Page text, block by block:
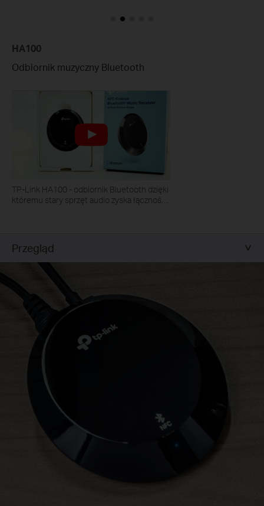
HA100
Odbiornik muzyczny Bluetooth
TP-Link HA100 - odbiornik Bluetooth dzięki
któremu stary sprzęt audio zyska łączność
Przegląd